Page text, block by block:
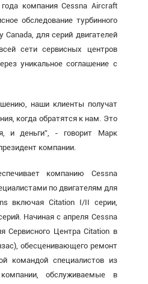
компания Cessna Aircraft
обследование турбинного
Canada, для серий двигателей
сети сервисных центров
уникальное соглашение с
наши клиенты получат
когда обратятся к нам. Это
и деньги”, - говорит Марк
компании.
компанию Cessna
по двигателям для
включая Citation I/II серии,
Начиная с апреля Cessna
Сервисного Центра Citation в
обесценивающего ремонт
командой специалистов из
обслуживаемые в